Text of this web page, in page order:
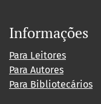
Informações
Para Leitores
Para Autores
Para Bibliotecários